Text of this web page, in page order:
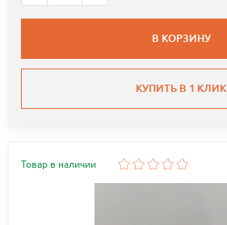
В КОРЗИНУ
КУПИТЬ В 1 КЛИК
Товар в наличии